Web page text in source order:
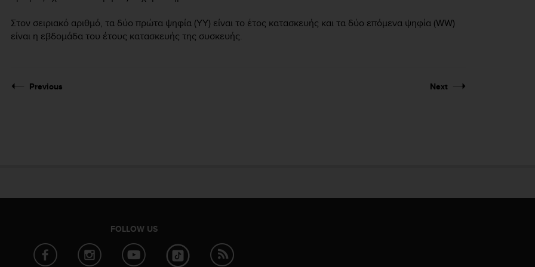
Στον σειριακό αριθμό, τα δύο πρώτα ψηφία (YY) είναι το έτος κατασκευής και τα δύο επόμενα ψηφία (WW)
είναι η εβδομάδα του έτους κατασκευής της συσκευής.
Previous Next
FOLLOW US